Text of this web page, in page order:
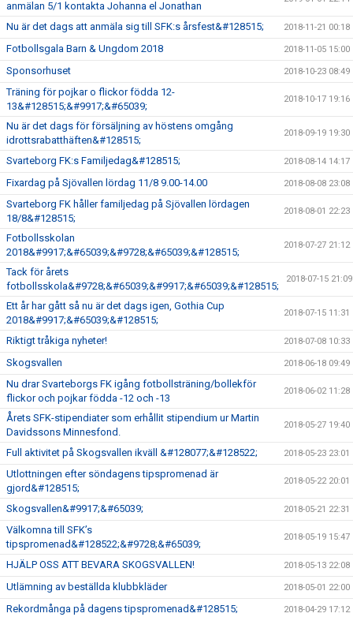
anmälan 5/1 kontakta Johanna el Jonathan
Nu är det dags att anmäla sig till SFK:s årsfest&#128515; 2018-11-21 00:18
Fotbollsgala Barn & Ungdom 2018 2018-11-05 15:00
Sponsorhuset 2018-10-23 08:49
Träning för pojkar o flickor födda 12-
13&#128515;&#9917;&#65039;
2018-10-17 19:16
Nu är det dags för försäljning av höstens omgång
idrottsrabatthäften&#128515;
2018-09-19 19:30
Svarteborg FK:s Familjedag&#128515; 2018-08-14 14:17
Fixardag på Sjövallen lördag 11/8 9.00-14.00 2018-08-08 23:08
Svarteborg FK håller familjedag på Sjövallen lördagen
18/8&#128515;
2018-08-01 22:23
Fotbollsskolan
2018&#9917;&#65039;&#9728;&#65039;&#128515;
2018-07-27 21:12
Tack för årets
fotbollsskola&#9728;&#65039;&#9917;&#65039;&#128515;
2018-07-15 21:09
Ett år har gått så nu är det dags igen, Gothia Cup
2018&#9917;&#65039;&#128515;
2018-07-15 11:31
Riktigt tråkiga nyheter! 2018-07-08 10:33
Skogsvallen 2018-06-18 09:49
Nu drar Svarteborgs FK igång fotbollsträning/bollekför
flickor och pojkar födda -12 och -13
2018-06-02 11:28
Årets SFK-stipendiater som erhållit stipendium ur Martin
Davidssons Minnesfond.
2018-05-27 19:40
Full aktivitet på Skogsvallen ikväll &#128077;&#128522; 2018-05-23 23:01
Utlottningen efter söndagens tipspromenad är
gjord&#128515;
2018-05-22 20:01
Skogsvallen&#9917;&#65039; 2018-05-21 22:31
Välkomna till SFK’s
tipspromenad&#128522;&#9728;&#65039;
2018-05-19 15:47
HJÄLP OSS ATT BEVARA SKOGSVALLEN! 2018-05-13 22:08
Utlämning av beställda klubbkläder 2018-05-01 22:00
Rekordmånga på dagens tipspromenad&#128515; 2018-04-29 17:12